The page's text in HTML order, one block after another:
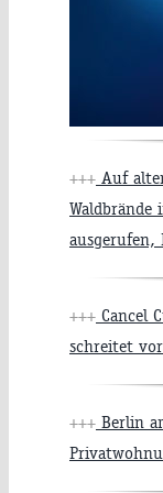
+++ Auf
Waldbrände
ausgerufen,
+++ Cancel
schreitet
+++ Berlin